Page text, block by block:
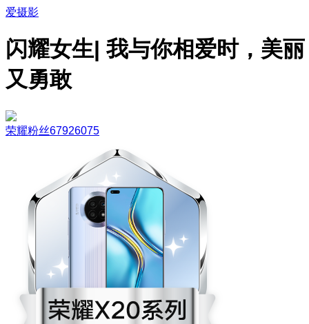
爱摄影
闪耀女生| 我与你相爱时，美丽
又勇敢
荣耀粉丝67926075